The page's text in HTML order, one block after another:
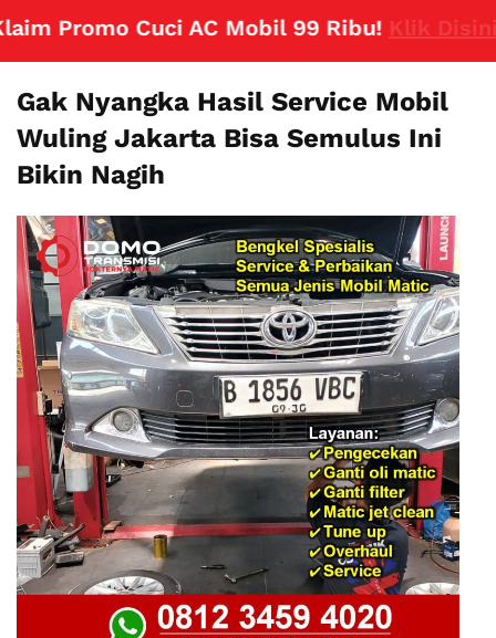
Promo Cuci AC Mobil 99 Ribu!Klik Disini
Gak Nyangka Hasil Service Mobil
Wuling Jakarta Bisa Semulus Ini
Bikin Nagih